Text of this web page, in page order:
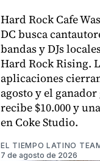
Hard Rock Cafe
DC busca
bandas y DJs
Hard Rock Rising.
aplicaciones
agosto y el
recibe $10.000 y
en Coke Studio.
EL TIEMPO LATINO
7 de agosto de 2026